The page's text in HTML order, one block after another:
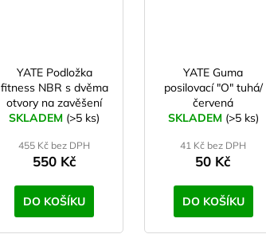
YATE Podložka
fitness NBR s dvěma
otvory na zavěšení
183×61×1cm - modrá
SKLADEM (>5 ks)
455 Kč bez DPH
550 Kč
DO KOŠÍKU
YATE Guma
posilovací "O" tuhá/
červená
SKLADEM (>5 ks)
41 Kč bez DPH
50 Kč
DO KOŠÍKU